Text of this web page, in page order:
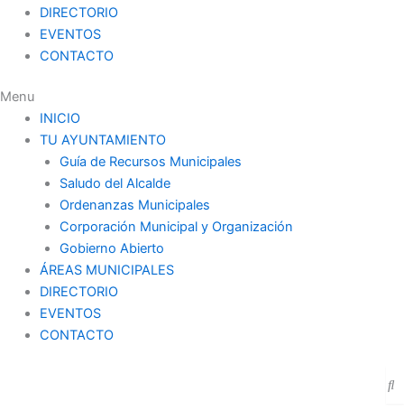
DIRECTORIO
EVENTOS
CONTACTO
Menu
INICIO
TU AYUNTAMIENTO
Guía de Recursos Municipales
Saludo del Alcalde
Ordenanzas Municipales
Corporación Municipal y Organización
Gobierno Abierto
ÁREAS MUNICIPALES
DIRECTORIO
EVENTOS
CONTACTO